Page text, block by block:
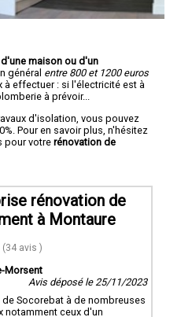
maison ou d'un
général entre 800 et 1200 euros
à effectuer : si l'électricité est à
à prévoir...
d'isolation, vous pouvez
Pour en savoir plus, n'hésitez
pour votre rénovation de
rénovation de
à Montaure
(34 avis )
Morsent
Avis déposé le 25/11/2023
Socorebat à de nombreuses
notamment ceux d'un